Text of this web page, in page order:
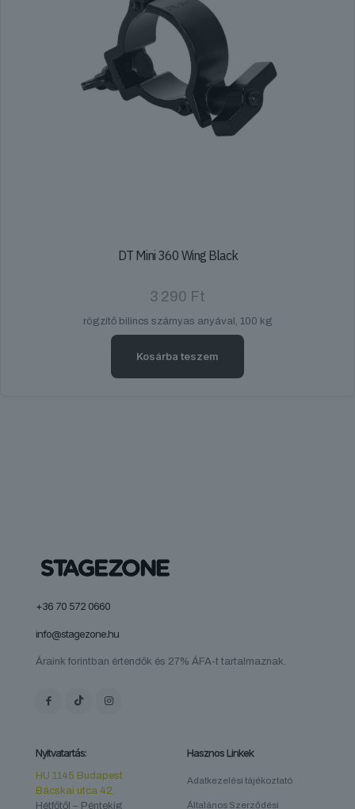
DT Mini 360 Wing Black
3 290 Ft
rögzítő bilincs szárnyas anyával, 100 kg
Kosárba teszem
+36 70 572 0660
info@stagezone.hu
Áraink forintban értendők és 27% ÁFA-t tartalmaznak.
Nyitvatartás:
HU 1145 Budapest
Bácskai utca 42.
Hétfőtől – Péntekig
Hasznos Linkek
Adatkezelési tájékoztató
Általános Szerződési